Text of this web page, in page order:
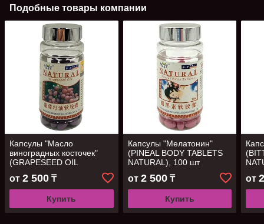
Подобные товары компании
Капсулы "Масло
виноградных косточек"
(GRAPESEED OIL
NATURAL), 100 шт
от 2 500 ₸
Купить
Капсулы "Мелатонин"
(PINEAL BODY TABLETS
NATURAL), 100 шт
от 2 500₸
Купить
от